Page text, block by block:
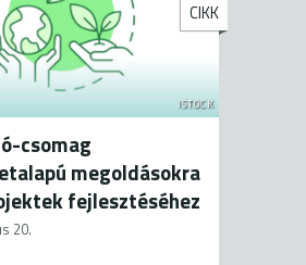
ISTOCK
CIKK
csomag
megoldásokra
fejlesztéséhez
20.